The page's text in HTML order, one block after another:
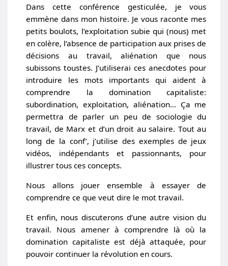
Dans cette conférence gesticulée, je vous
emmène dans mon histoire. Je vous raconte mes
petits boulots, l’exploitation subie qui (nous) met
en colère, l’absence de participation aux prises de
décisions au travail, aliénation que nous
subissons toustes. J’utiliserai ces anecdotes pour
introduire les mots importants qui aident à
comprendre la domination capitaliste:
subordination, exploitation, aliénation… Ça me
permettra de parler un peu de sociologie du
travail, de Marx et d’un droit au salaire. Tout au
long de la conf’, j’utilise des exemples de jeux
vidéos, indépendants et passionnants, pour
illustrer tous ces concepts.
Nous allons jouer ensemble à essayer de
comprendre ce que veut dire le mot travail.
Et enfin, nous discuterons d’une autre vision du
travail. Nous amener à comprendre là où la
domination capitaliste est déjà attaquée, pour
pouvoir continuer la révolution en cours.